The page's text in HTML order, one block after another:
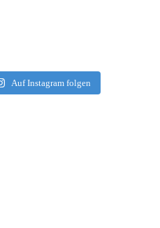
Auf Instagram folgen